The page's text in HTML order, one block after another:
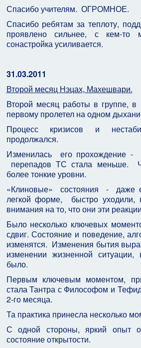
Спасибо учителям. ОГРОМНОЕ.
Спасибо ребятам за теплоту,
проявлено сильнее, с кем-то
сонастройка усиливается.
31.03.2011
Второй месяц Нэцах, Махешвари.
Второй месяц работы в группе, в
первому пролетел на одном
Процесс кризисов и
продолжался.
Изменилась его прохождение -
перепадов ТС стала меньше.
более тонкие уровни.
«Клиновые» состояния - даже
легкой форме, быстро уходили,
внимания на то, что они эти
Было несколько ключевых
сдвиг. Состояние и поведение,
изменятся. Изменения бытия
изменении жизненной
было.
Первым ключевым моментом,
стала Тантра с Философом и
2-го месяца.
Та практика принесла несколько
С одной стороны, яркий опыт
состояние открытости.